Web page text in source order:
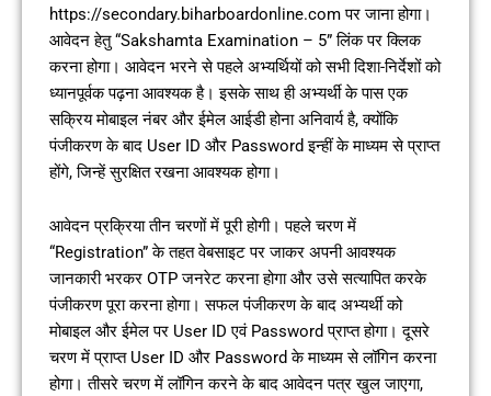
https://secondary.biharboardonline.com पर जाना होगा।
आवेदन हेतु “Sakshamta Examination – 5” लिंक पर क्लिक
करना होगा। आवेदन भरने से पहले अभ्यर्थियों को सभी दिशा-निर्देशों को
ध्यानपूर्वक पढ़ना आवश्यक है। इसके साथ ही अभ्यर्थी के पास एक
सक्रिय मोबाइल नंबर और ईमेल आईडी होना अनिवार्य है, क्योंकि
पंजीकरण के बाद User ID और Password इन्हीं के माध्यम से प्राप्त
होंगे, जिन्हें सुरक्षित रखना आवश्यक होगा।
आवेदन प्रक्रिया तीन चरणों में पूरी होगी। पहले चरण में
“Registration” के तहत वेबसाइट पर जाकर अपनी आवश्यक
जानकारी भरकर OTP जनरेट करना होगा और उसे सत्यापित करके
पंजीकरण पूरा करना होगा। सफल पंजीकरण के बाद अभ्यर्थी को
मोबाइल और ईमेल पर User ID एवं Password प्राप्त होगा। दूसरे
चरण में प्राप्त User ID और Password के माध्यम से लॉगिन करना
होगा। तीसरे चरण में लॉगिन करने के बाद आवेदन पत्र खुल जाएगा,